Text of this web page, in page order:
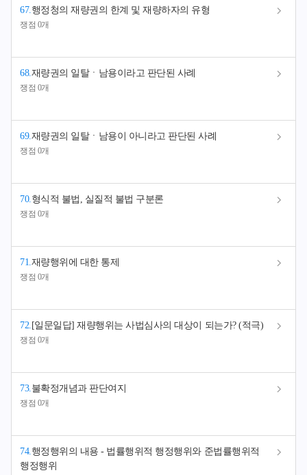
67.행정청의 재량권의 한계 및 재량하자의 유형
쟁점 0개
68.재량권의 일탈ㆍ남용이라고 판단된 사례
쟁점 0개
69.재량권의 일탈ㆍ남용이 아니라고 판단된 사례
쟁점 0개
70.형식적 불법, 실질적 불법 구분론
쟁점 0개
71.재량행위에 대한 통제
쟁점 0개
72. [일문일답] 재량행위는 사법심사의 대상이 되는가? (적극)
쟁점 0개
73.불확정개념과 판단여지
쟁점 0개
74.행정행위의 내용 - 법률행위적 행정행위와 준법률행위적
행정행위